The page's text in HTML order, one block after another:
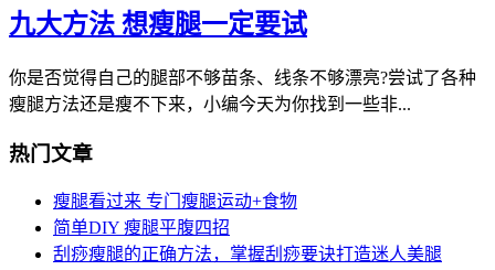
九大方法 想瘦腿一定要试
你是否觉得自己的腿部不够苗条、线条不够漂亮?尝试了各种
瘦腿方法还是瘦不下来，小编今天为你找到一些非...
热门文章
瘦腿看过来 专门瘦腿运动+食物
简单DIY 瘦腿平腹四招
刮痧瘦腿的正确方法，掌握刮痧要诀打造迷人美腿